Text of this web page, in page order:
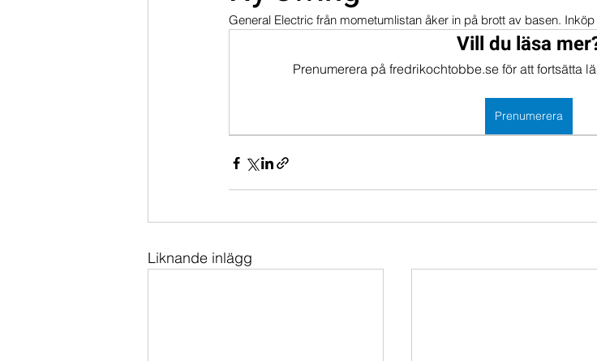
Dippköparportföljen Momentumportföljen Portföljer
General Electric från mometumlistan åker in på brott av basen. Inköp
Vill du läsa
Prenumerera på fredrikochtobbe.se för att fortsätta
Prenumerera
Liknande inlägg